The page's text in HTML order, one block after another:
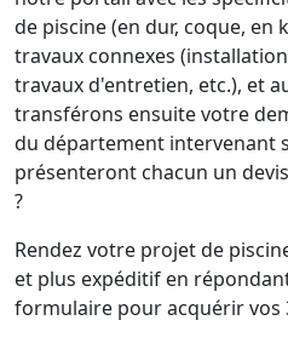
de piscine (en dur, coque, en
travaux connexes
travaux d'entretien, etc.), et
transférons ensuite votre
du département intervenant
présenteront chacun un
?
Rendez votre projet de
et plus expéditif en
formulaire pour acquérir vos